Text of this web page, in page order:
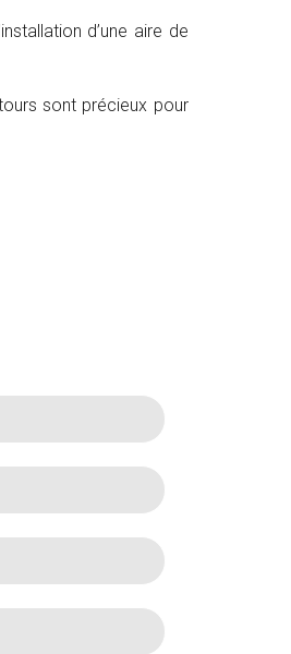
d’une aire de
sont précieux pour